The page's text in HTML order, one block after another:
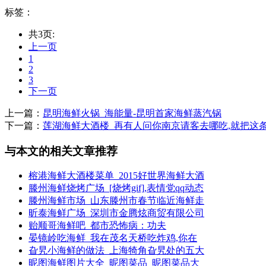
标签：
共3页:
上一页
1
2
3
下一页
上一篇： 昆明海鲜火锅_海能量-昆明首家海鲜蒸汽锅
下一篇： 莲湖海鲜大酒楼_再有人问你南京请客去哪吃,就把这
与本文的相关文章推荐
榕港海鲜大酒楼菜单_2015好世界海鲜大酒
滕州海鲜烧烤广场_[烧烤gif],表情党qq动态
滕州海鲜市场_山东滕州市春节临近海鲜走
昕泰海鲜广场_深圳市金腾炫商贸有限公司
贻顺哥海鲜吧_都市恐怖病：功夫
晏镜岭吃海鲜_我在茂名天桥吃炸鸡,你在
旮旯小海鲜的做法_上海犄角旮旯处的五大
昵图海鲜图片大全_昵图菜品_昵图菜品大